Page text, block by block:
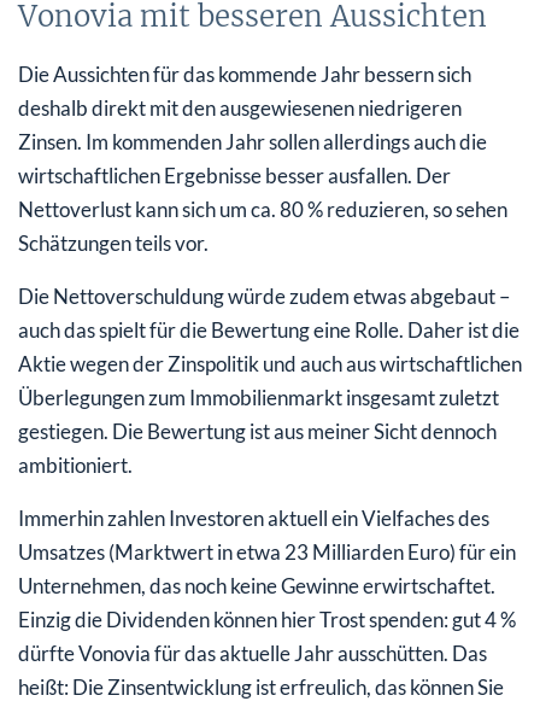
Vonovia mit besseren Aussichten
Die Aussichten für das kommende Jahr bessern sich
deshalb direkt mit den ausgewiesenen niedrigeren
Zinsen. Im kommenden Jahr sollen allerdings auch die
wirtschaftlichen Ergebnisse besser ausfallen. Der
Nettoverlust kann sich um ca. 80 % reduzieren, so sehen
Schätzungen teils vor.
Die Nettoverschuldung würde zudem etwas abgebaut –
auch das spielt für die Bewertung eine Rolle. Daher ist die
Aktie wegen der Zinspolitik und auch aus wirtschaftlichen
Überlegungen zum Immobilienmarkt insgesamt zuletzt
gestiegen. Die Bewertung ist aus meiner Sicht dennoch
ambitioniert.
Immerhin zahlen Investoren aktuell ein Vielfaches des
Umsatzes (Marktwert in etwa 23 Milliarden Euro) für ein
Unternehmen, das noch keine Gewinne erwirtschaftet.
Einzig die Dividenden können hier Trost spenden: gut 4 %
dürfte Vonovia für das aktuelle Jahr ausschütten. Das
heißt: Die Zinsentwicklung ist erfreulich, das können Sie